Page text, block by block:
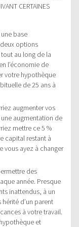
CERTAINES
base
options
au long de la
l’économie de
votre hypothèque
de 25 ans à
augmenter vos
augmentation de
mettre ce 5 %
capital restant à
vous ayez à changer
des
année. Presque
inattendus, à un
d’un parent
à votre travail.
et